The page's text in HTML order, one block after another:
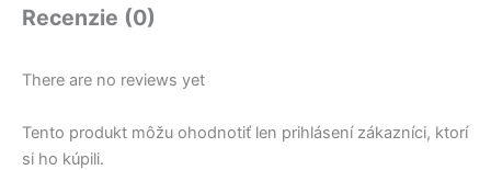
Recenzie (0)
There are no reviews yet
Tento produkt môžu ohodnotiť len prihlásení zákazníci, ktorí
si ho kúpili.